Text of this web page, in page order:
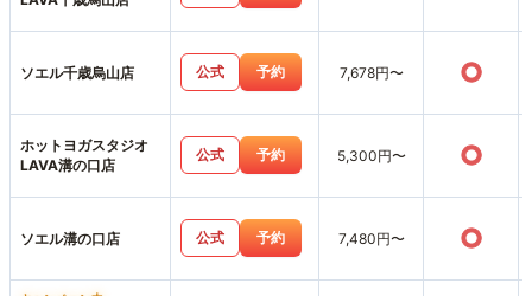
ソエル千歳烏山店 公式 予約 7,678円〜 ○
ホットヨガスタジオ
LAVA溝の口店
公式 予約 5,300円〜 ○
ソエル溝の口店 公式 予約 7,480円〜 ○